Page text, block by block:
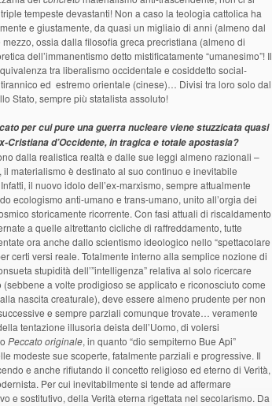
tempeste devastanti! Non a caso la teologia cattolica ha
e giustamente, da quasi un migliaio di anni (almeno dal
ossia dalla filosofia greca precristiana (almeno di
dell’immanentismo detto mistificatamente “umanesimo”! Il
tra liberalismo occidentale e cosiddetto social-
ed estremo orientale (cinese)… Divisi tra loro solo dal
Stato, sempre più statalista assoluto!
per cui pure una guerra nucleare viene stuzzicata quasi
d’Occidente, in tragica e totale apostasia?
dalla realistica realtà e dalle sue leggi almeno razionali –
materialismo è destinato al suo continuo e inevitabile
il nuovo idolo dell’ex-marxismo, sempre attualmente
ecologismo anti-umano e trans-umano, unito all’orgia dei
storicamente ricorrente. Con fasi attuali di riscaldamento
a quelle altrettanto cicliche di raffreddamento, tutte
ora anche dallo scientismo ideologico nello “spettacolare
certi versi reale. Totalmente interno alla semplice nozione di
stupidità dell’”intelligenza” relativa al solo ricercare
a volte prodigioso se applicato e riconosciuto come
nascita creaturale), deve essere almeno prudente per non
e sempre parziali comunque trovate… veramente
tentazione illusoria deista dell’Uomo, di volersi
Peccato originale, in quanto “dio sempiterno Bue Api”
modeste sue scoperte, fatalmente parziali e progressive. Il
e anche rifiutando il concetto religioso ed eterno di Verità,
Per cui inevitabilmente si tende ad affermare
e sostitutivo, della Verità eterna rigettata nel secolarismo. Da